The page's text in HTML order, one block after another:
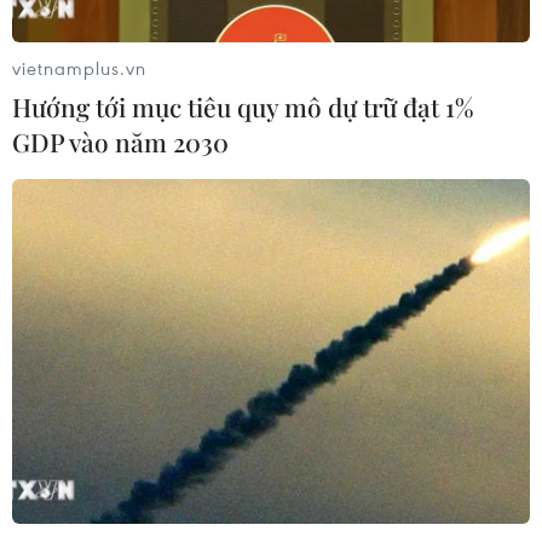
Hàn Quốc hỗ trợ các hãng ôtô bị ảnh
hưởng dịch bệnh do virus corona
07/02/2020 07:38
Ngành công nghiệp ôtô của Hàn Quốc hiện là một
trong các "nạn nhân" của dịch bệnh bùng phát tại Trung
Quốc, do các nhà sản xuất phụ tùng buộc phải dừng
sản xuất để ngăn dịch bệnh lây lan.
vietnamplus.vn
Hướng tới mục tiêu quy mô dự trữ đạt 1%
GDP vào năm 2030